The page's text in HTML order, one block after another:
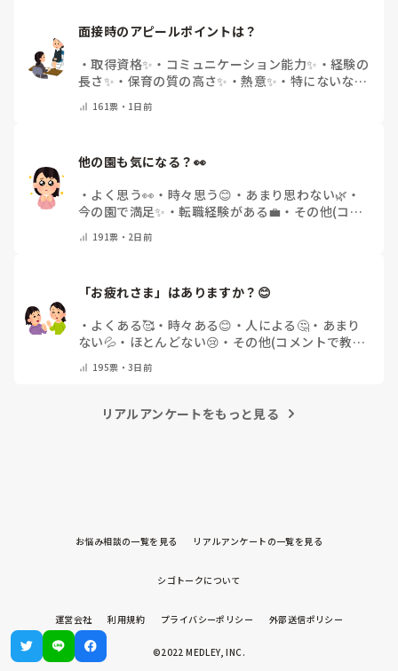
面接時のアピールポイントは？
・取得資格✨ ・ コミュニケーション能力✨ ・ 経験の
長さ✨ ・ 保育の質の高さ✨ ・熱意✨ ・ 特にないな・
161票・ 1日前
他の園も気になる？👀
・ よく思う👀 ・ 時々思う😊 ・ あまり思わない🌿 ・
今の園で満足✨ ・転職経験がある💼 ・ その他(コメ
191票・ 2日前
「お疲れさま」はありますか？😊
・ よくある🥰 ・ 時々ある😊 ・ 人による🤔 ・ あまり
ない💦 ・ ほとんどない😢 ・ その他(コメントで教え
195票・3日前
リアルアンケートをもっと見る
お悩み相談の一覧を見る リアルアンケートの一覧を見る
シゴトークについて
運営会社 利用規約 プライバシーポリシー 外部送信ポリシー
©2022 MEDLEY, INC.